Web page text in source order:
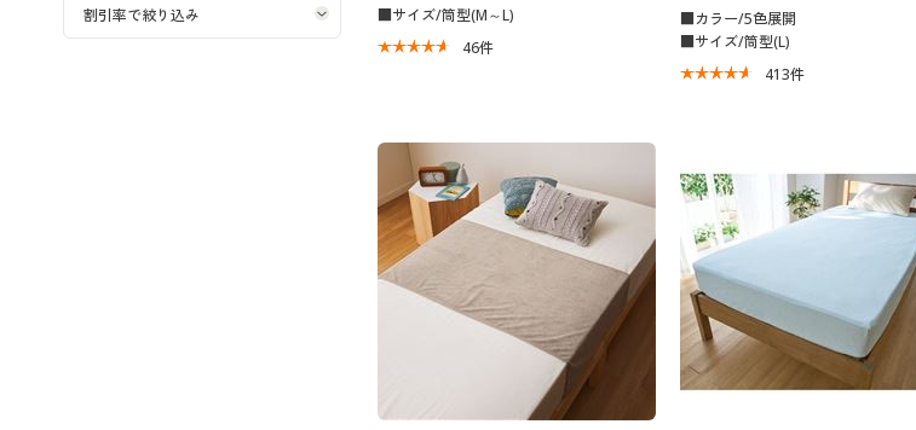
■サイズ/筒型(M～L)
46件
■カラー/5色展開
■サイズ/筒型(L)
413件